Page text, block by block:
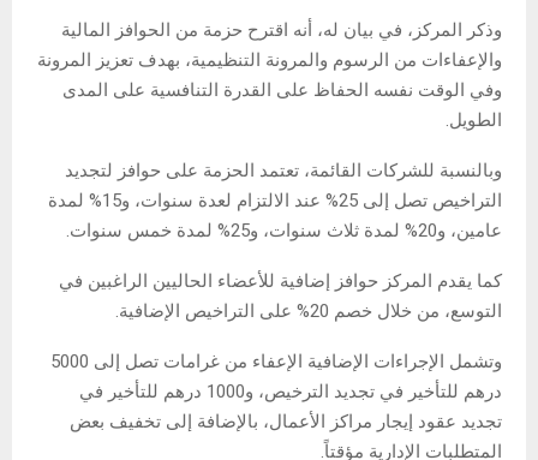
وذكر المركز، في بيان له، أنه اقترح حزمة من الحوافز المالية
والإعفاءات من الرسوم والمرونة التنظيمية، بهدف تعزيز المرونة
وفي الوقت نفسه الحفاظ على القدرة التنافسية على المدى
الطويل.
وبالنسبة للشركات القائمة، تعتمد الحزمة على حوافز لتجديد
التراخيص تصل إلى 25% عند الالتزام لعدة سنوات، و15% لمدة
عامين، و20% لمدة ثلاث سنوات، و25% لمدة خمس سنوات.
كما يقدم المركز حوافز إضافية للأعضاء الحاليين الراغبين في
التوسع، من خلال خصم 20% على التراخيص الإضافية.
وتشمل الإجراءات الإضافية الإعفاء من غرامات تصل إلى 5000
درهم للتأخير في تجديد الترخيص، و1000 درهم للتأخير في
تجديد عقود إيجار مراكز الأعمال، بالإضافة إلى تخفيف بعض
المتطلبات الإدارية مؤقتاً.